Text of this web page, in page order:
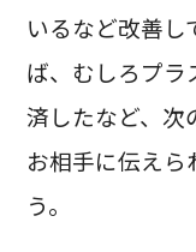
いるなど改善
ば、むしろプラ
済したなど、次
お相手に伝えら
う。